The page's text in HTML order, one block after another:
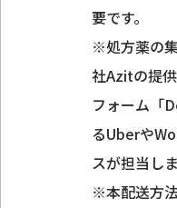
要です。
※処方薬の
社Azitの提
フォーム「
るUberや
スが担当しま
※本配送方